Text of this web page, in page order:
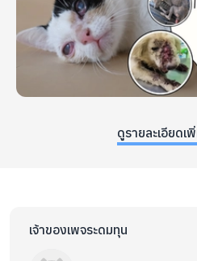
ดูรายละเอียดเ
เจ้าของเพจระดมทุน